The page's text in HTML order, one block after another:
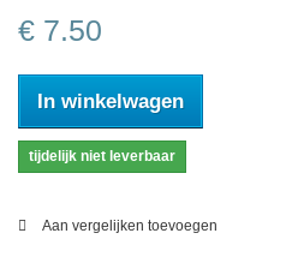
€ 7.50
In winkelwagen
tijdelijk niet leverbaar
Aan vergelijken toevoegen